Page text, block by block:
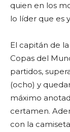
quien en los
lo líder que es
El capitán de
Copas del
partidos,
(ocho) y
máximo
certamen.
con la